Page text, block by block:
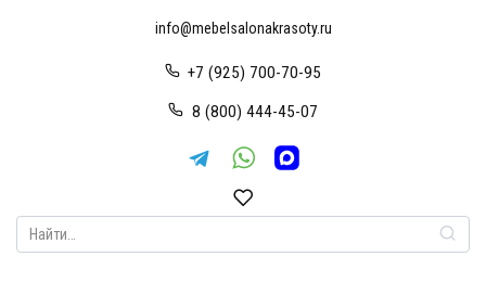
info@mebelsalonakrasoty.ru
+7 (925) 700-70-95
8 (800) 444-45-07
Search
for: